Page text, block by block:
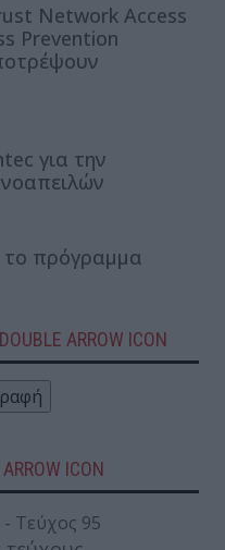
Network Access
Prevention
για την
το πρόγραμμα